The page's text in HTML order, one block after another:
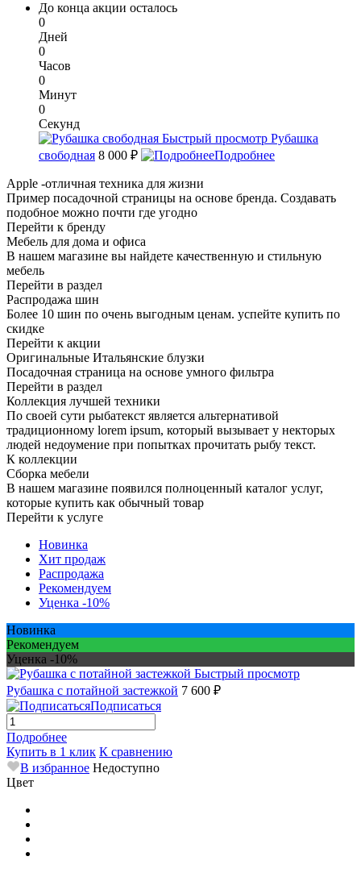
До конца акции осталось
0
Дней
0
Часов
0
Минут
0
Секунд
Быстрый просмотр Рубашка
свободная 8 000 ₽ Подробнее
Apple -отличная техника для жизни
Пример посадочной страницы на основе бренда. Создавать
подобное можно почти где угодно
Перейти к бренду
Мебель для дома и офиса
В нашем магазине вы найдете качественную и стильную
мебель
Перейти в раздел
Распродажа шин
Более 10 шин по очень выгодным ценам. успейте купить по
скидке
Перейти к акции
Оригинальные Итальянские блузки
Посадочная страница на основе умного фильтра
Перейти в раздел
Коллекция лучшей техники
По своей сути рыбатекст является альтернативой
традиционному lorem ipsum, который вызывает у некторых
людей недоумение при попытках прочитать рыбу текст.
К коллекции
Сборка мебели
В нашем магазине появился полноценный каталог услуг,
которые купить как обычный товар
Перейти к услуге
Новинка
Хит продаж
Распродажа
Рекомендуем
Уценка -10%
Новинка
Рекомендуем
Уценка -10%
Быстрый просмотр
Рубашка с потайной застежкой 7 600 ₽
Подписаться
Подробнее
Купить в 1 клик К сравнению
В избранное Недоступно
Цвет